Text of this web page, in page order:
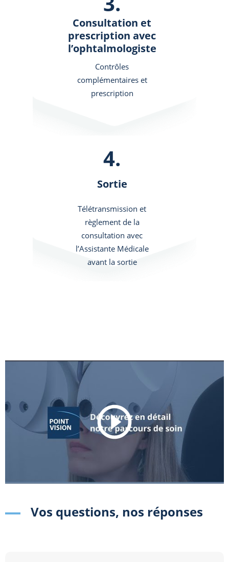
Consultation et
prescription avec
l’ophtalmologiste
Contrôles
complémentaires et
prescription
4.
Sortie
Télétransmission et
règlement de la
consultation avec
l’Assistante Médicale
avant la sortie
Vos questions, nos réponses